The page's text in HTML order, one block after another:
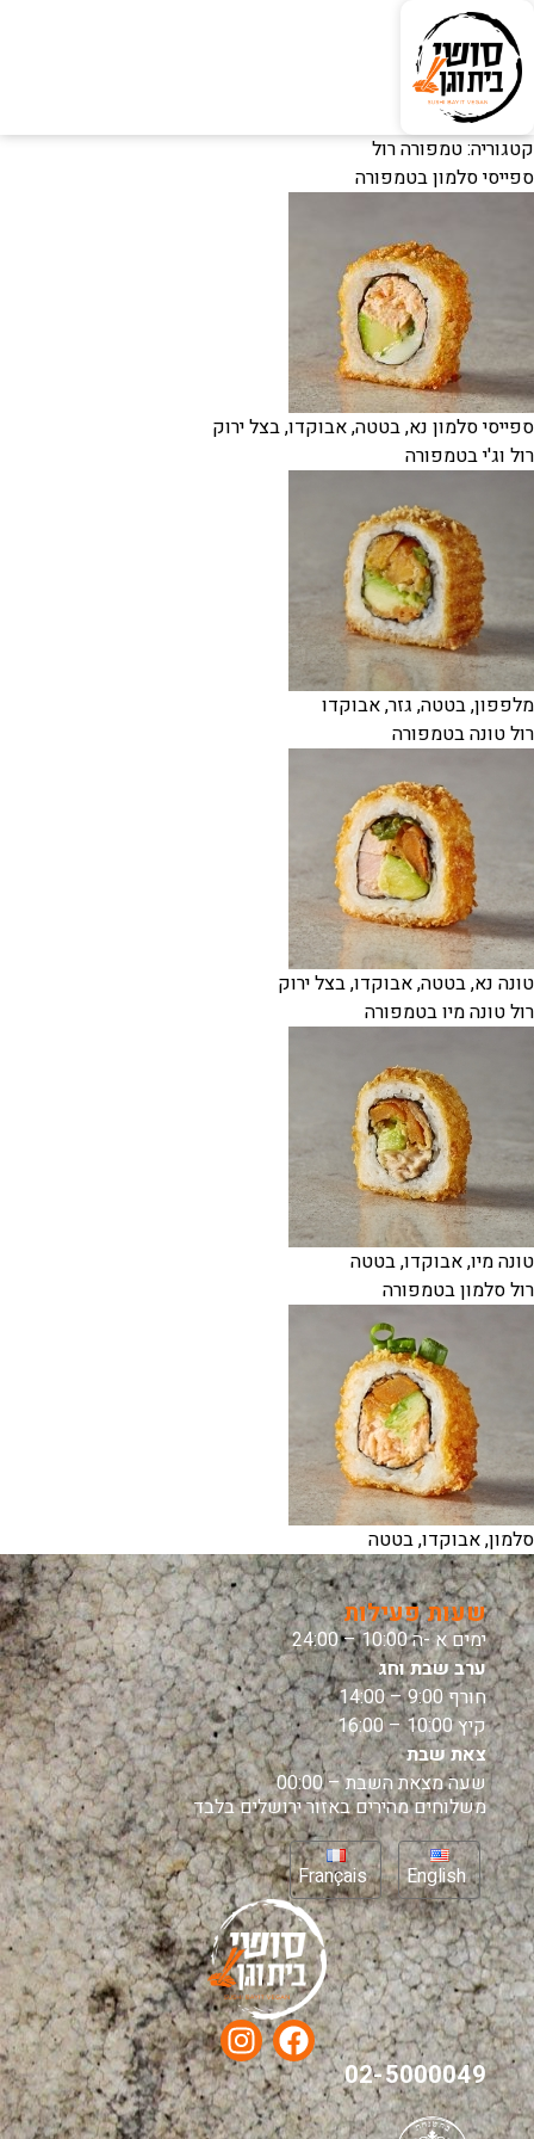
קטגוריה:טמפורה רול
ספייסי סלמון בטמפורה
ספייסי סלמון נא, בטטה, אבוקדו, בצל ירוק
רול וג'י בטמפורה
מלפפון, בטטה, גזר, אבוקדו
רול טונה בטמפורה
טונה נא, בטטה, אבוקדו, בצל ירוק
רול טונה מיו בטמפורה
טונה מיו, אבוקדו, בטטה
רול סלמון בטמפורה
סלמון, אבוקדו, בטטה
שעות פעילות
ימים א -ה 10:00 – 24:00
ערב שבת וחג
חורף 9:00 – 14:00
קיץ 10:00 – 16:00
צאת שבת
שעה מצאת השבת – 00:00
משלוחים מהירים באזור ירושלים בלבד
English
Français
02-5000049